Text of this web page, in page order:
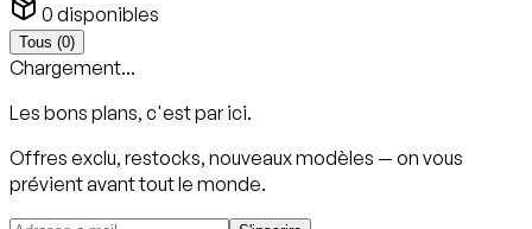
0 disponibles
Tous (0)
Chargement...
Les bons plans, c'est par ici.
Offres exclu, restocks, nouveaux modèles — on vous
prévient avant tout le monde.